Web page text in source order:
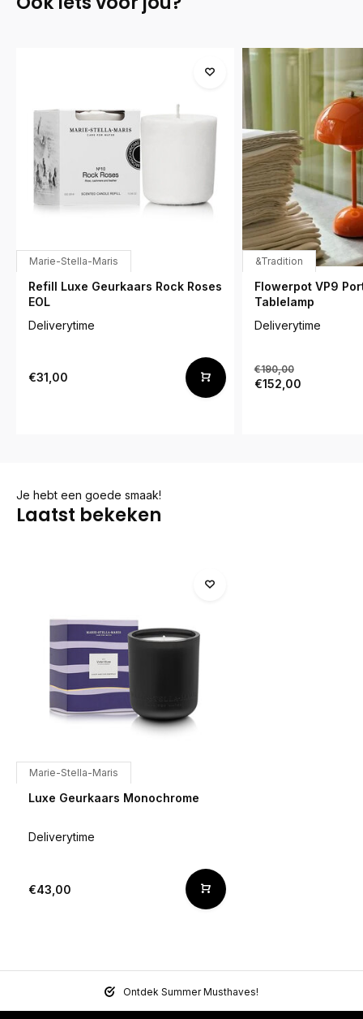
Marie-Stella-Maris
Refill Luxe Geurkaars Rock Roses
EOL
Deliverytime
€31,00
&Tradition
Flowerpot VP9
Tablelamp
Deliverytime
€190,00
€152,00
Je hebt een goede smaak!
Laatst bekeken
Marie-Stella-Maris
Luxe Geurkaars Monochrome
Deliverytime
€43,00
Ontdek Summer Musthaves!